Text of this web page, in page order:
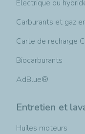
Electrique ou
Carburants et gaz
Carte de recharge
Biocarburants
AdBlue®
Entretien et
Huiles moteurs